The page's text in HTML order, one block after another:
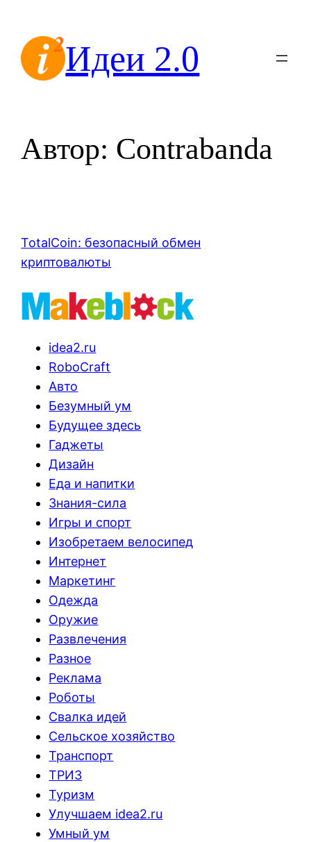
содержимомуИдеи 2.0
Автор: Contrabanda
TotalCoin: безопасный обмен
криптовалюты
idea2.ru
RoboCraft
Авто
Безумный ум
Будущее здесь
Гаджеты
Дизайн
Еда и напитки
Знания-сила
Игры и спорт
Изобретаем велосипед
Интернет
Маркетинг
Одежда
Оружие
Развлечения
Разное
Реклама
Роботы
Свалка идей
Сельское хозяйство
Транспорт
ТРИЗ
Туризм
Улучшаем idea2.ru
Умный ум